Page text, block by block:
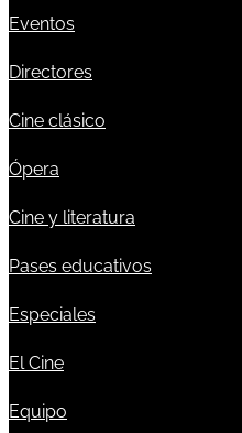
Eventos
Directores
Cine clásico
Ópera
Cine y literatura
Pases educativos
Especiales
El Cine
Equipo